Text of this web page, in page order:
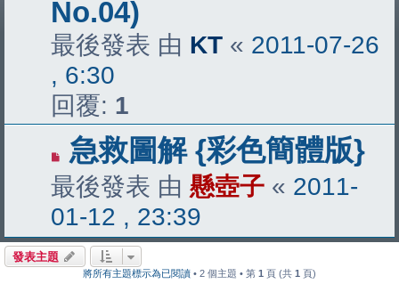
No.04)
最後發表 由 KT « 2011-07-26
, 6:30
回覆: 1
急救圖解 {彩色簡體版}
最後發表 由 懸壺子 « 2011-
01-12 , 23:39
發表主題
將所有主題標示為已閱讀 • 2 個主題 • 第 1 頁 (共 1 頁)